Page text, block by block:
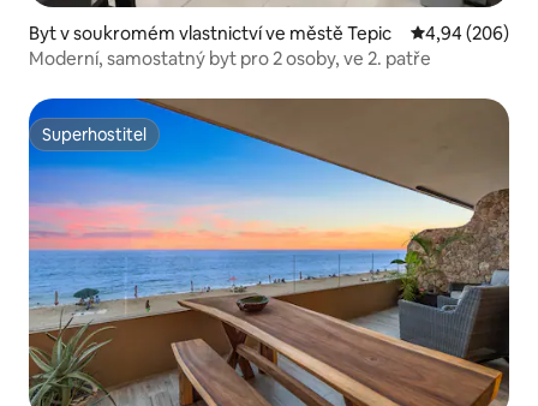
Byt v soukromém vlastnictví ve městě Tepic Průměrné
4,94 (206)
Moderní, samostatný byt pro 2 osoby, ve 2. patře
Superhostitel
Superhostitel